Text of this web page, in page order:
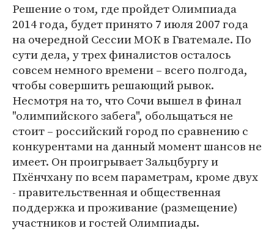
Решение о том, где пройдет Олимпиада
2014 года, будет принято 7 июля 2007 года
на очередной Сессии МОК в Гватемале. По
сути дела, у трех финалистов осталось
совсем немного времени – всего полгода,
чтобы совершить решающий рывок.
Несмотря на то, что Сочи вышел в финал
"олимпийского забега", обольщаться не
стоит – российский город по сравнению с
конкурентами на данный момент шансов не
имеет. Он проигрывает Зальцбургу и
Пхёнчхану по всем параметрам, кроме двух
- правительственная и общественная
поддержка и проживание (размещение)
участников и гостей Олимпиады.